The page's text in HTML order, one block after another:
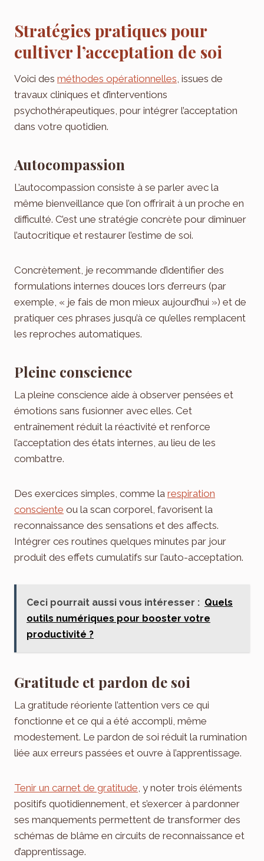
Stratégies pratiques pour
cultiver l’acceptation de soi
Voici des méthodes opérationnelles , issues de
travaux cliniques et d’interventions
psychothérapeutiques, pour intégrer l’acceptation
dans votre quotidien.
Autocompassion
L’autocompassion consiste à se parler avec la
même bienveillance que l’on offrirait à un proche en
difficulté. C’est une stratégie concrète pour diminuer
l’autocritique et restaurer l’estime de soi.
Concrètement, je recommande d’identifier des
formulations internes douces lors d’erreurs (par
exemple, « je fais de mon mieux aujourd’hui ») et de
pratiquer ces phrases jusqu’à ce qu’elles remplacent
les reproches automatiques.
Pleine conscience
La pleine conscience aide à observer pensées et
émotions sans fusionner avec elles. Cet
entraînement réduit la réactivité et renforce
l’acceptation des états internes, au lieu de les
combattre.
Des exercices simples, comme la respiration
consciente ou la scan corporel, favorisent la
reconnaissance des sensations et des affects.
Intégrer ces routines quelques minutes par jour
produit des effets cumulatifs sur l’auto-acceptation.
Ceci pourrait aussi vous intéresser : Quels
outils numériques pour booster votre
productivité ?
Gratitude et pardon de soi
La gratitude réoriente l’attention vers ce qui
fonctionne et ce qui a été accompli, même
modestement. Le pardon de soi réduit la rumination
liée aux erreurs passées et ouvre à l’apprentissage.
Tenir un carnet de gratitude , y noter trois éléments
positifs quotidiennement, et s’exercer à pardonner
ses manquements permettent de transformer des
schémas de blâme en circuits de reconnaissance et
d’apprentissage.